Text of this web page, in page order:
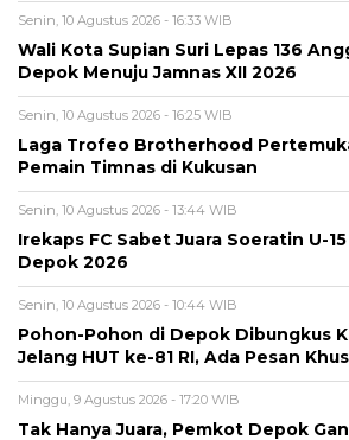
Senin, 10 Agustus 2026 - 16:33 WIB
Wali Kota Supian Suri Lepas 136
Depok Menuju Jamnas XII 2026
Senin, 10 Agustus 2026 - 16:25 WIB
Laga Trofeo Brotherhood
Pemain Timnas di Kukusan
Senin, 10 Agustus 2026 - 13:44 WIB
Irekaps FC Sabet Juara Soeratin U-
Depok 2026
Senin, 10 Agustus 2026 - 10:44 WIB
Pohon-Pohon di Depok Dibungkus
Jelang HUT ke-81 RI, Ada Pesan
Minggu, 9 Agustus 2026 - 17:20 WIB
Tak Hanya Juara, Pemkot Depok